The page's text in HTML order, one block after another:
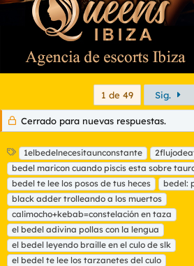
1 de 49 Sig.
Cerrado para nuevas respuestas.
E
t
i
q
u
e
t
a
s
1elbedelnecesitaunconstante
bedel maricon cuando piscis esta sobre
bedel te lee los posos de tus heces
bedel:
black adder trolleando a los muertos
calimocho+kebab=constelación en taza
el bedel adivina pollas con la lengua
el bedel leyendo braille en el culo de slk
el bedel te lee los tarzanetes del culo